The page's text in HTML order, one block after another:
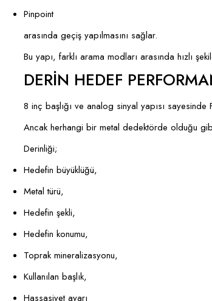
Pinpoint
arasında geçiş yapılmasını sağlar.
Bu yapı, farklı arama modları arasında hızlı
DERİN HEDEF
8 inç başlığı ve analog sinyal yapısı
Ancak herhangi bir metal dedektörde olduğu
Derinliği;
Hedefin büyüklüğü,
Metal türü,
Hedefin şekli,
Hedefin konumu,
Toprak mineralizasyonu,
Kullanılan başlık,
Hassasiyet ayarı